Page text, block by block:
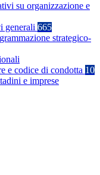
su organizzazione e
generali 665
strategico-
e codice di condotta 10
e imprese